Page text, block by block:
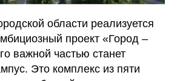
области реализуется
проект «Город –
важной частью станет
Это комплекс из пяти